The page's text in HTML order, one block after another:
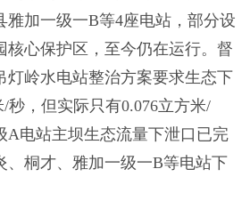
雅加一级一B等4座电站，部分设
核心保护区，至今仍在运行。督
灯岭水电站整治方案要求生态下
秒，但实际只有0.076立方米/
A电站主坝生态流量下泄口已完
、桐才、雅加一级一B等电站下